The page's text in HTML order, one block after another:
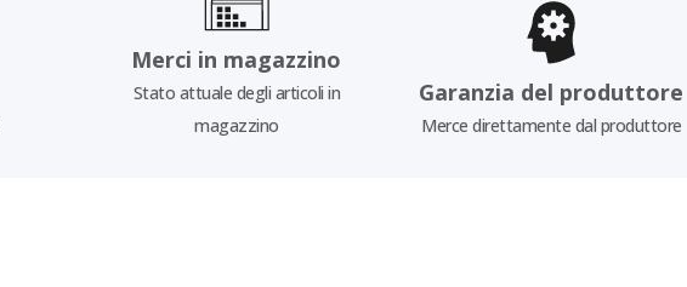
Merci in magazzino
Stato attuale degli articoli in
magazzino
Garanzia del produttore
Merce direttamente dal produttore